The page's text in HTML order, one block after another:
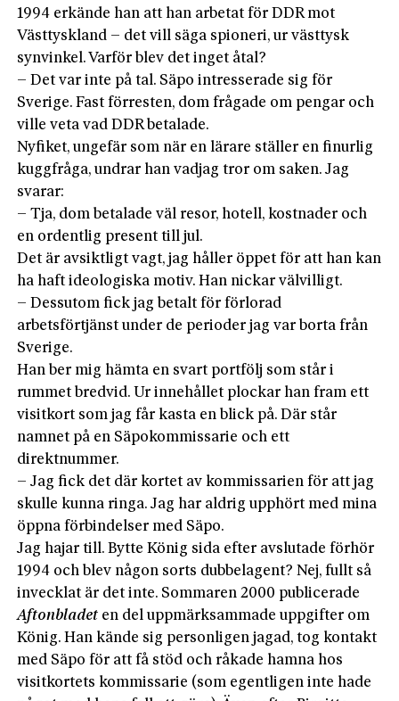
1994 erkände han att han arbetat för DDR mot
Västtyskland – det vill säga spioneri, ur västtysk
synvinkel. Varför blev det inget åtal?
– Det var inte på tal. Säpo intresserade sig för
Sverige. Fast förresten, dom frågade om pengar och
ville veta vad DDR betalade.
Nyfiket, ungefär som när en lärare ställer en finurlig
kuggfråga, undrar han vadjag tror om saken. Jag
svarar:
– Tja, dom betalade väl resor, hotell, kostnader och
en ordentlig present till jul.
Det är avsiktligt vagt, jag håller öppet för att han kan
ha haft ideologiska motiv. Han nickar välvilligt.
– Dessutom fick jag betalt för förlorad
arbetsförtjänst under de perioder jag var borta från
Sverige.
Han ber mig hämta en svart portfölj som står i
rummet bredvid. Ur innehållet plockar han fram ett
visitkort som jag får kasta en blick på. Där står
namnet på en Säpokommissarie och ett
direktnummer.
– Jag fick det där kortet av kommissarien för att jag
skulle kunna ringa. Jag har aldrig upphört med mina
öppna förbindelser med Säpo.
Jag hajar till. Bytte König sida efter avslutade förhör
1994 och blev någon sorts dubbelagent? Nej, fullt så
invecklat är det inte. Sommaren 2000 publicerade
Aftonbladet en del uppmärksammade uppgifter om
König. Han kände sig personligen jagad, tog kontakt
med Säpo för att få stöd och råkade hamna hos
visitkortets kommissarie (som egentligen inte hade